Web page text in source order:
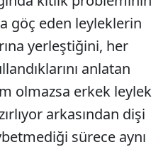
göç eden leyleklerin
yerleştiğini, her
anlatan
olmazsa erkek leylek
arkasından dişi
sürece aynı